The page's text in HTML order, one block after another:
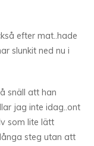
efter mat..hade
slunkit ned nu i
snäll att han
jag inte idag..ont
som lite lätt
steg utan att